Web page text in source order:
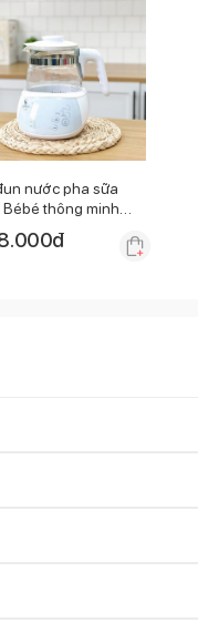
nước pha sữa
thông minh
đ